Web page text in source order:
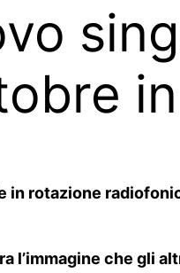
rotazione
l’immagine che gli